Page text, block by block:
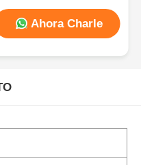
Ahora Charle